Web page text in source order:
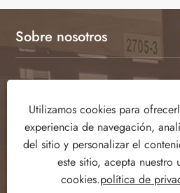
Sobre nosotros
Contáctenos
SÍGANOS
Utilizamos cookies para
experiencia de navegación,
del sitio y personalizar el
este sitio, acepta nuestro
cookies.política de